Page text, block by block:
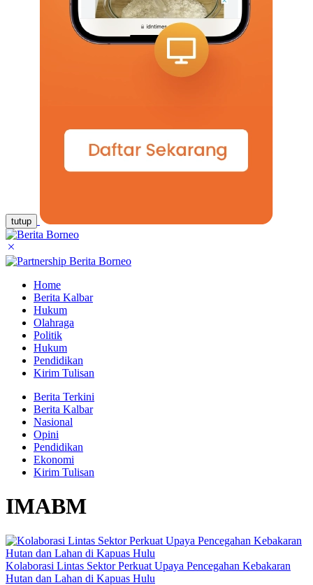
tutup
Home
Berita Kalbar
Hukum
Olahraga
Politik
Hukum
Pendidikan
Kirim Tulisan
Berita Terkini
Berita Kalbar
Nasional
Opini
Pendidikan
Ekonomi
Kirim Tulisan
IMABM
Kolaborasi Lintas Sektor Perkuat Upaya Pencegahan Kebakaran
Hutan dan Lahan di Kapuas Hulu